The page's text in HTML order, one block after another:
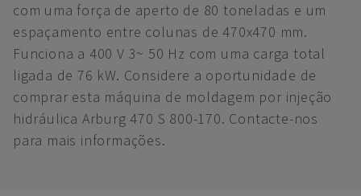
com uma força de aperto de 80 toneladas e um
espaçamento entre colunas de 470x470 mm.
Funciona a 400 V 3~ 50 Hz com uma carga total
ligada de 76 kW. Considere a oportunidade de
comprar esta máquina de moldagem por injeção
hidráulica Arburg 470 S 800-170. Contacte-nos
para mais informações.